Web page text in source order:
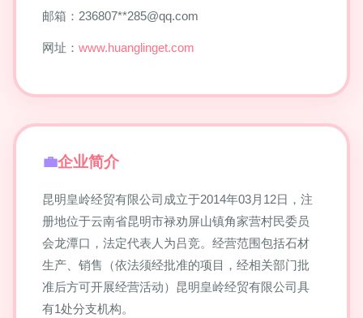
邮箱：236807**285@qq.com
网址： www.huanglinget.com
企业简介
昆明皇岭经贸有限公司成立于2014年03月12日，注
册地位于云南省昆明市禄劝屏山镇角家营村民委员
会龙潭口，法定代表人为吕竞。经营范围包括石材
生产、销售（依法须经批准的项目，经相关部门批
准后方可开展经营活动）昆明皇岭经贸有限公司具
有1处分支机构。